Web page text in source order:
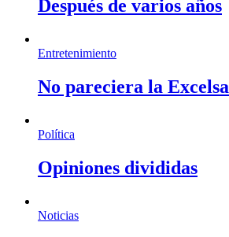
Después de varios años
Entretenimiento
No pareciera la Excelsa
Política
Opiniones divididas
Noticias